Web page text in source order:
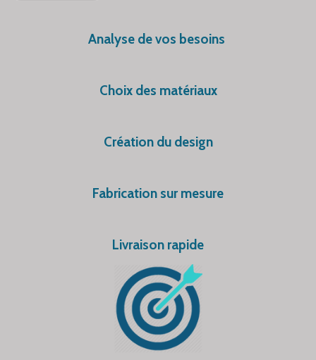
Analyse de vos besoins
Choix des matériaux
Création du design
Fabrication sur mesure
Livraison rapide